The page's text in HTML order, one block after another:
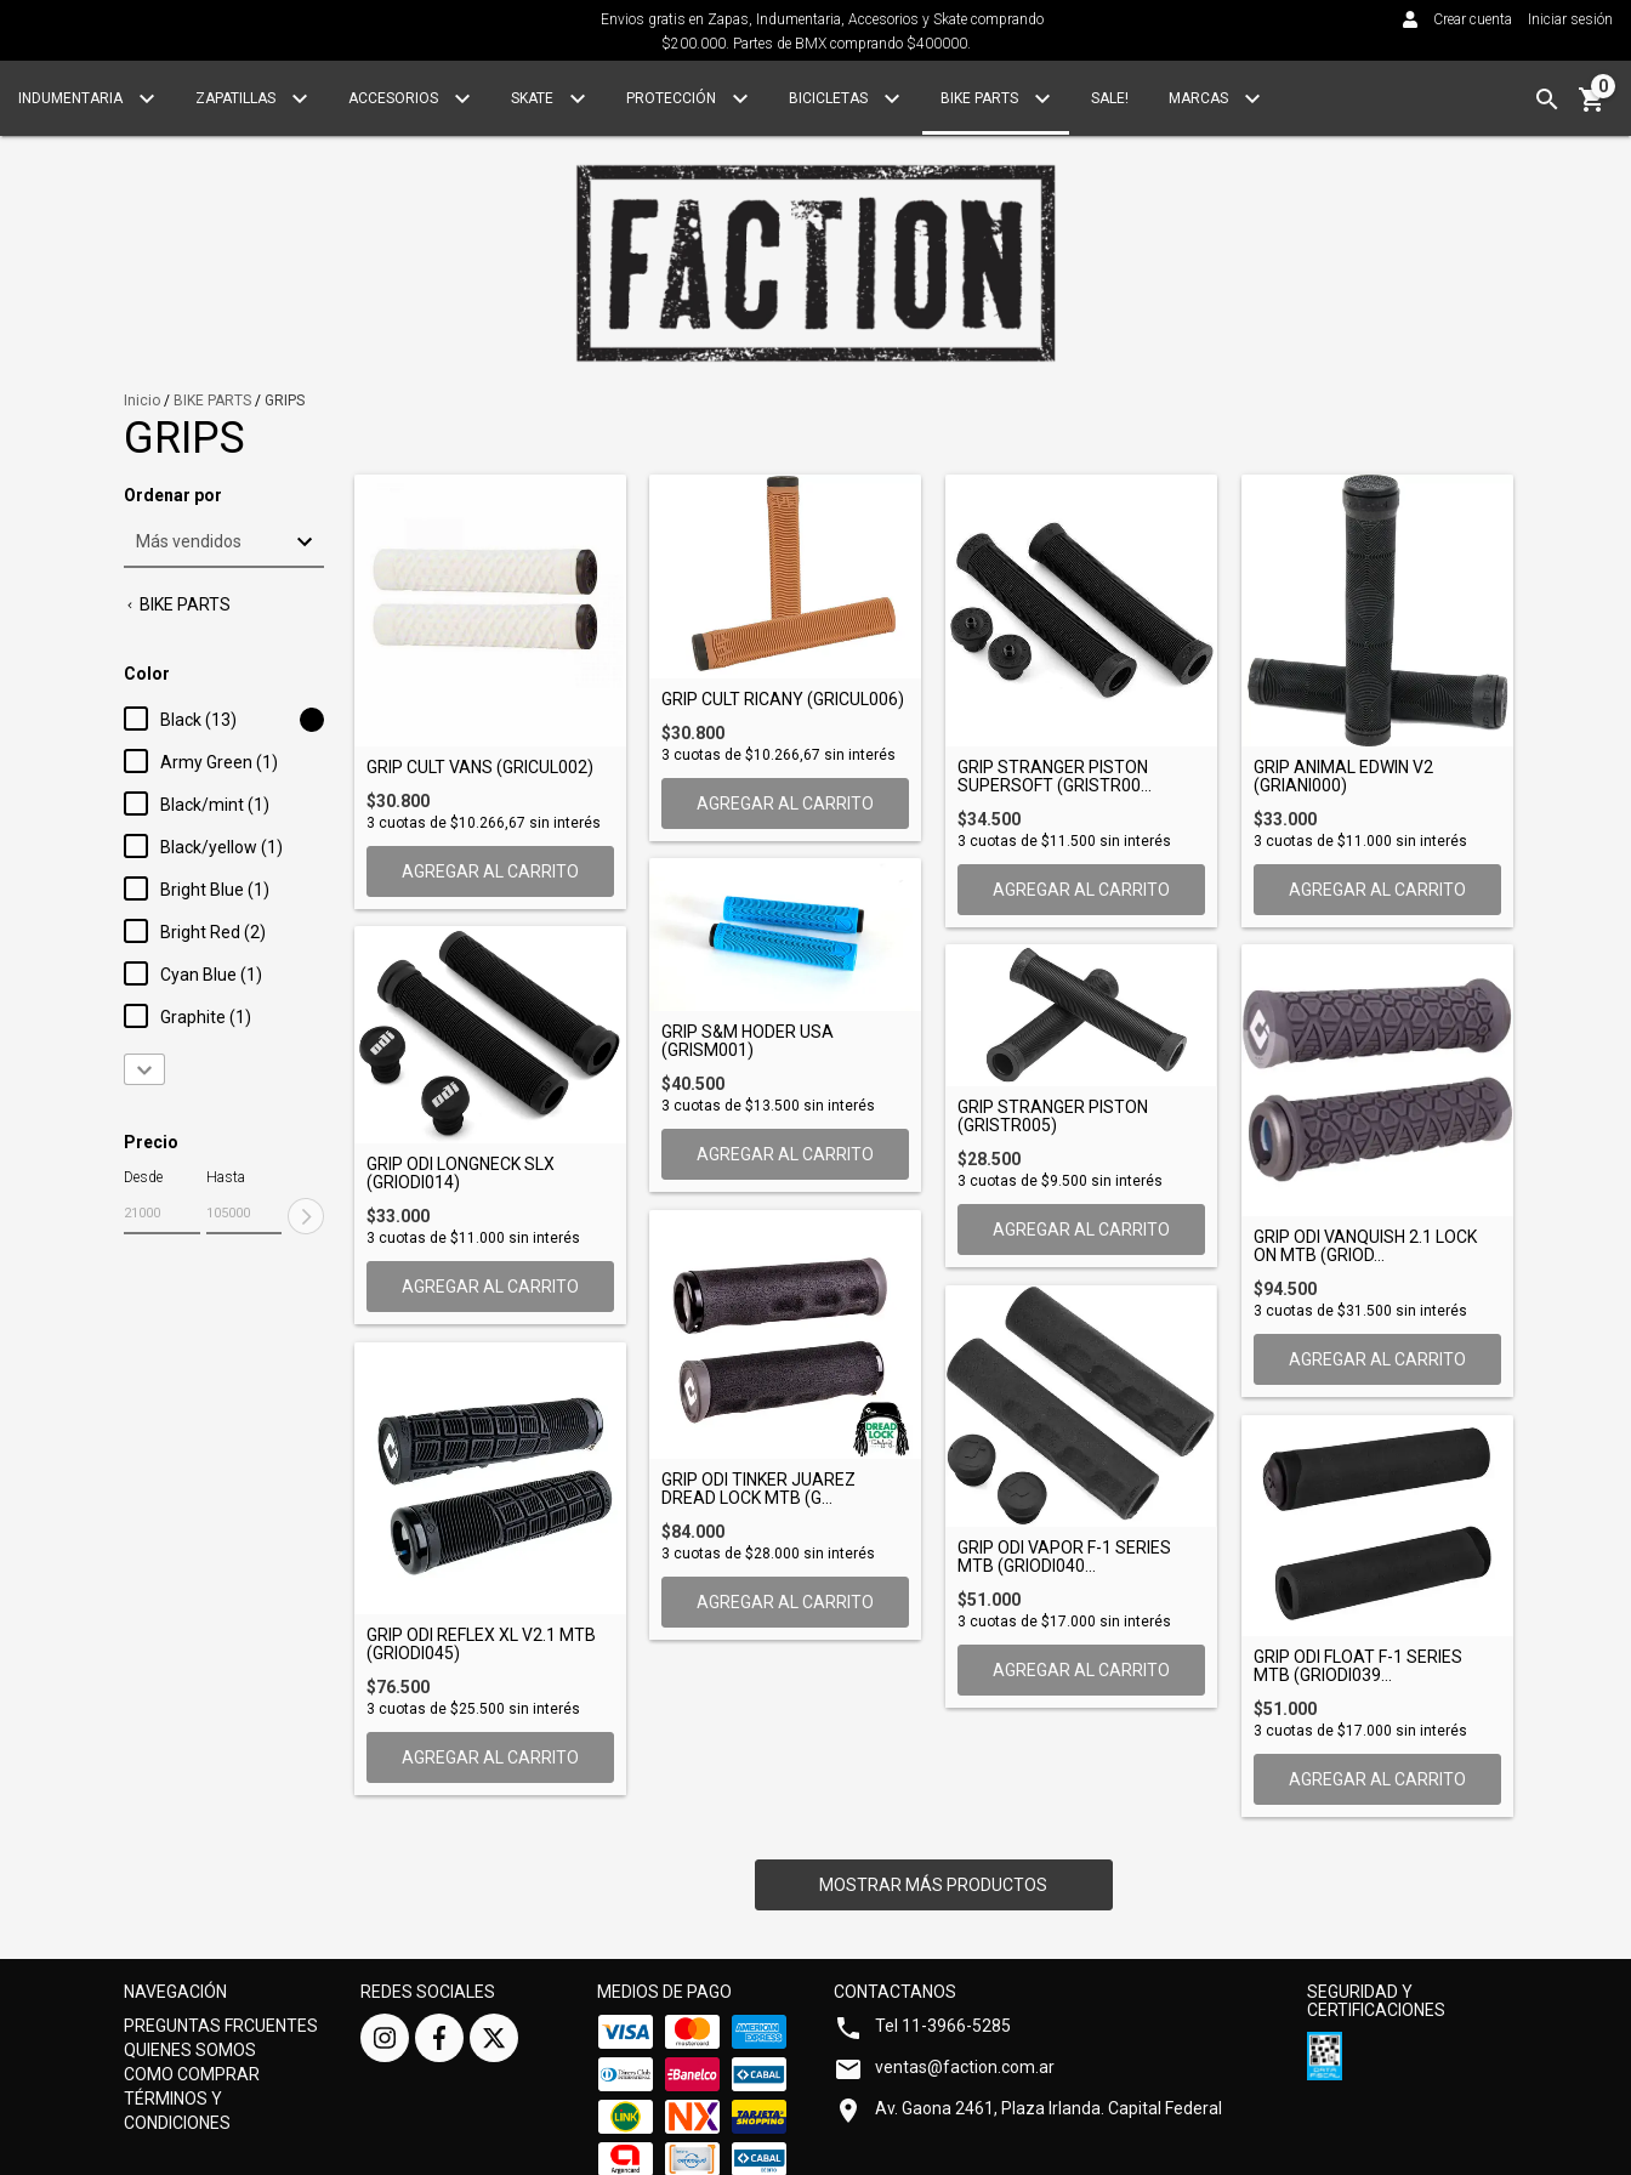
Envios gratis en Zapas, Indumentaria, Accesorios y Skate comprando
$200.000. Partes de BMX comprando $400000.
Crear cuenta Iniciar sesión
INDUMENTARIA ZAPATILLAS ACCESORIOS SKATE PROTECCIÓN BICICLETAS BIKE PARTS SALE! MARCAS
0
Inicio / BIKE PARTS / GRIPS
GRIPS
Ordenar por
BIKE PARTS
Color
Black (13)
Army Green (1)
Black/mint (1)
Black/yellow (1)
Bright Blue (1)
Bright Red (2)
Cyan Blue (1)
Graphite (1)
Precio
Desde Hasta
GRIP CULT VANS (GRICUL002)
$30.800
3 cuotas de $10.266,67 sin interés
AGREGAR AL CARRITO
GRIP CULT RICANY (GRICUL006)
$30.800
3 cuotas de $10.266,67 sin interés
AGREGAR AL CARRITO
GRIP STRANGER PISTON
SUPERSOFT (GRISTR00...
$34.500
3 cuotas de $11.500 sin interés
AGREGAR AL CARRITO
GRIP ANIMAL EDWIN V2
(GRIANI000)
$33.000
3 cuotas de $11.000 sin interés
AGREGAR AL CARRITO
GRIP ODI LONGNECK SLX
(GRIODI014)
$33.000
3 cuotas de $11.000 sin interés
AGREGAR AL CARRITO
GRIP S&M HODER USA
(GRISM001)
$40.500
3 cuotas de $13.500 sin interés
AGREGAR AL CARRITO
GRIP STRANGER PISTON
(GRISTR005)
$28.500
3 cuotas de $9.500 sin interés
AGREGAR AL CARRITO
GRIP ODI VANQUISH 2.1 LOCK
ON MTB (GRIOD...
$94.500
3 cuotas de $31.500 sin interés
AGREGAR AL CARRITO
GRIP ODI REFLEX XL V2.1 MTB
(GRIODI045)
$76.500
3 cuotas de $25.500 sin interés
AGREGAR AL CARRITO
GRIP ODI TINKER JUAREZ
DREAD LOCK MTB (G...
$84.000
3 cuotas de $28.000 sin interés
AGREGAR AL CARRITO
GRIP ODI VAPOR F-1 SERIES
MTB (GRIODI040...
$51.000
3 cuotas de $17.000 sin interés
AGREGAR AL CARRITO
GRIP ODI FLOAT F-1 SERIES
MTB (GRIODI039...
$51.000
3 cuotas de $17.000 sin interés
AGREGAR AL CARRITO
MOSTRAR MÁS PRODUCTOS
NAVEGACIÓN
PREGUNTAS FRCUENTES
QUIENES SOMOS
COMO COMPRAR
TÉRMINOS Y
CONDICIONES
REDES SOCIALES MEDIOS DE PAGO
CONTACTANOS
Tel 11-3966-5285
ventas@faction.com.ar
Av. Gaona 2461, Plaza Irlanda. Capital Federal
SEGURIDAD Y
CERTIFICACIONES